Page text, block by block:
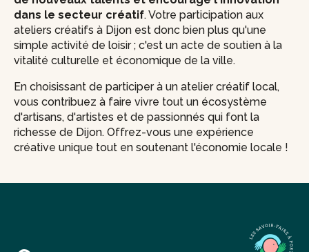
dans le secteur créatif. Votre participation aux
ateliers créatifs à Dijon est donc bien plus qu'une
simple activité de loisir ; c'est un acte de soutien à la
vitalité culturelle et économique de la ville.
En choisissant de participer à un atelier créatif local,
vous contribuez à faire vivre tout un écosystème
d'artisans, d'artistes et de passionnés qui font la
richesse de Dijon. Offrez-vous une expérience
créative unique tout en soutenant l'économie locale !